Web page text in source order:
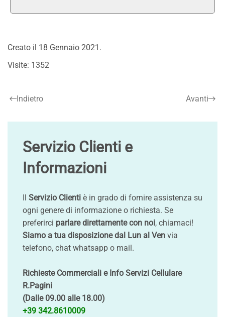
Creato il 18 Gennaio 2021 .
Visite: 1352
Indietro Avanti
Servizio Clienti e
Informazioni
Il Servizio Clienti è in grado di fornire assistenza su
ogni genere di informazione o richiesta. Se
preferirci parlare direttamente con noi, chiamaci!
Siamo a tua disposizione dal Lun al Ven via
telefono, chat whatsapp o mail.
Richieste Commerciali e Info Servizi Cellulare
R.Pagini
(Dalle 09.00 alle 18.00)
+39 342.8610009